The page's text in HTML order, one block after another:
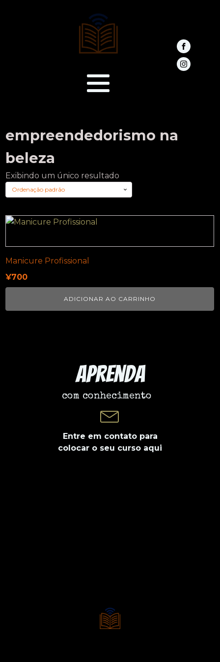
empreendedorismo na
beleza
Exibindo um único resultado
Manicure Profissional
¥700
ADICIONAR AO CARRINHO
Aprenda
com conhecimento
Entre em contato para
colocar o seu curso aqui